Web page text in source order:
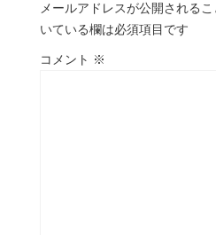
メールアドレスが公開されるこ
いている欄は必須項目です
コメント ※